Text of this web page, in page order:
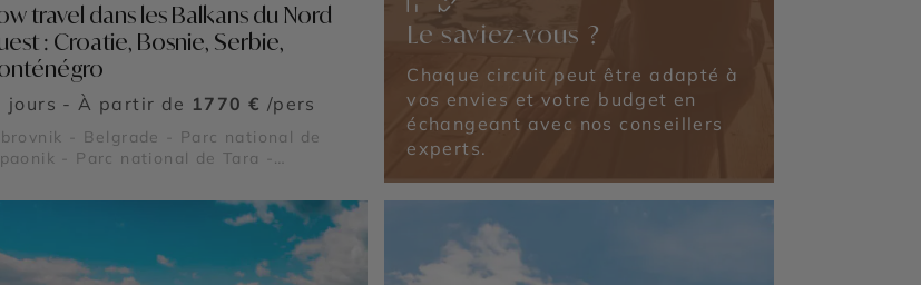
travel dans les Balkans du Nord
: Croatie, Bosnie, Serbie,
jours - À partir de 1770 € /pers
- Belgrade - Parc national de
- Parc national de Tara -
de Klis - Palais de Dioclétien -
national de Biogradska Gora - Parc du
Le saviez-vous ?
Chaque circuit peut être adapté à
vos envies et votre budget en
échangeant avec nos conseillers
experts.